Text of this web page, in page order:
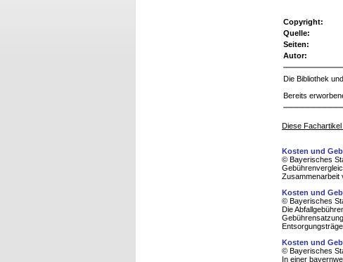
Copyright:
Quelle:
Seiten:
Autor:
Die Bibliothek
Bereits
Diese
Kosten und
© Bayerisches
Zusammenarbeit
Kosten und
© Bayerisches
Die
Kosten und
© Bayerisches
In einer